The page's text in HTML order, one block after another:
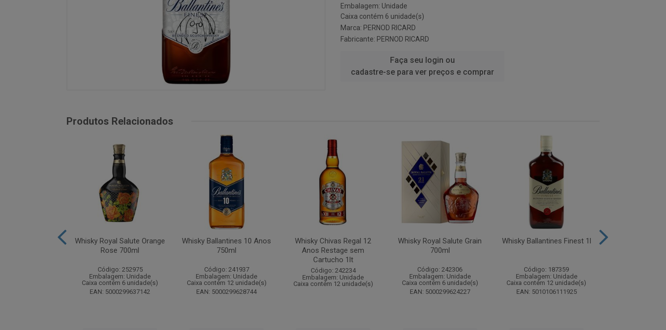
Embalagem: Unidade
Caixa contém 6 unidade(s)
Marca: PERNOD RICARD
Fabricante: PERNOD RICARD
Faça seu login ou
cadastre-se para ver preços e comprar
Produtos Relacionados
Whisky Royal Salute Orange
Rose 700ml
Código: 252975
Embalagem: Unidade
Caixa contém 6 unidade(s)
EAN: 5000299637142
Whisky Ballantines 10 Anos
750ml
Código: 241937
Embalagem: Unidade
Caixa contém 12 unidade(s)
EAN: 5000299628744
Whisky Chivas Regal 12
Anos Restage sem
Cartucho 1lt
Código: 242234
Embalagem: Unidade
Caixa contém 12 unidade(s)
Whisky Royal Salute Grain
700ml
Código: 242306
Embalagem: Unidade
Caixa contém 6 unidade(s)
EAN: 5000299624227
Whisky Ballantines Finest 1l
Código: 187359
Embalagem: Unidade
Caixa contém 12 unidade(s)
EAN: 5010106111925